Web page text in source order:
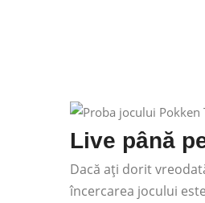
Live până
Dacă ați dorit
încercarea jocului